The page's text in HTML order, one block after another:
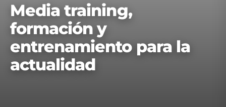
Media training,
formación y
entrenamiento para la
actualidad